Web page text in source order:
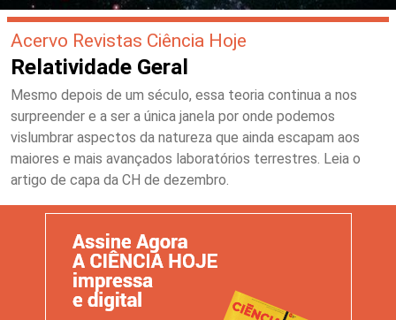
Acervo Revistas Ciência Hoje
Relatividade Geral
Mesmo depois de um século, essa teoria continua a nos
surpreender e a ser a única janela por onde podemos
vislumbrar aspectos da natureza que ainda escapam aos
maiores e mais avançados laboratórios terrestres. Leia o
artigo de capa da CH de dezembro.